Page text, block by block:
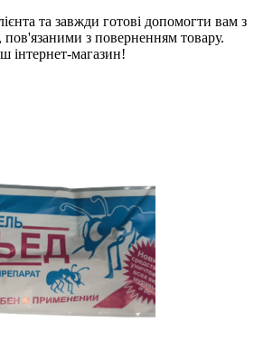
та завжди готові допомогти вам з
з поверненням товару.
інтернет-магазин!